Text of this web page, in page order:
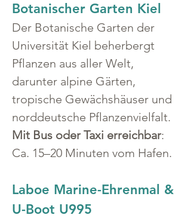
Botanischer Garten Kiel
Der Botanische Garten der
Universität Kiel beherbergt
Pflanzen aus aller Welt,
darunter alpine Gärten,
tropische Gewächshäuser und
norddeutsche Pflanzenvielfalt.
Mit Bus oder Taxi erreichbar:
Ca. 15–20 Minuten vom Hafen.
Laboe Marine-Ehrenmal &
U-Boot U995